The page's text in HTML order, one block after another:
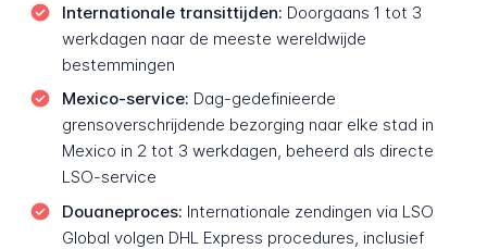
Internationale transittijden: Doorgaans 1 tot 3
werkdagen naar de meeste wereldwijde
bestemmingen
Mexico-service: Dag-gedefinieerde
grensoverschrijdende bezorging naar elke stad in
Mexico in 2 tot 3 werkdagen, beheerd als directe
LSO-service
Douaneproces: Internationale zendingen via LSO
Global volgen DHL Express procedures, inclusief